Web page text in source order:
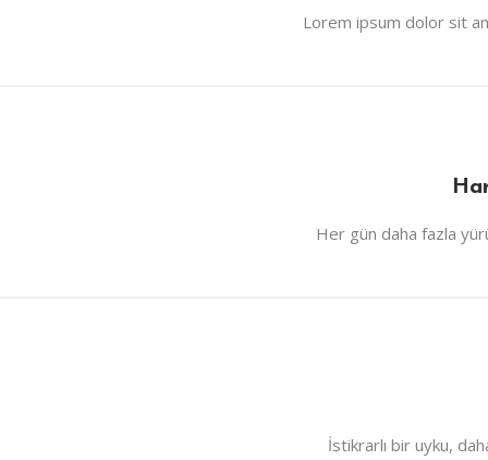
Lorem ipsum dolor sit
Her gün daha fazla
İstikrarlı bir uyku,